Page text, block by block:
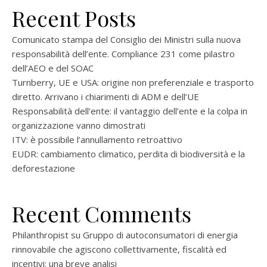
Recent Posts
Comunicato stampa del Consiglio dei Ministri sulla nuova
responsabilità dell’ente. Compliance 231 come pilastro
dell’AEO e del SOAC
Turnberry, UE e USA: origine non preferenziale e trasporto
diretto. Arrivano i chiarimenti di ADM e dell’UE
Responsabilità dell’ente: il vantaggio dell’ente e la colpa in
organizzazione vanno dimostrati
ITV: è possibile l’annullamento retroattivo
EUDR: cambiamento climatico, perdita di biodiversità e la
deforestazione
Recent Comments
Philanthropist su Gruppo di autoconsumatori di energia
rinnovabile che agiscono collettivamente, fiscalità ed
incentivi: una breve analisi